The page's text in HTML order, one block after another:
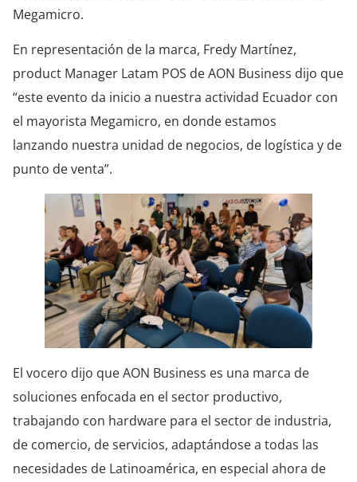
Megamicro.
En representación de la marca, Fredy Martínez,
product Manager Latam POS de AON Business dijo que
“este evento da inicio a nuestra actividad Ecuador con
el mayorista Megamicro, en donde estamos
lanzando nuestra unidad de negocios, de logística y de
punto de venta”.
El vocero dijo que AON Business es una marca de
soluciones enfocada en el sector productivo,
trabajando con hardware para el sector de industria,
de comercio, de servicios, adaptándose a todas las
necesidades de Latinoamérica, en especial ahora de